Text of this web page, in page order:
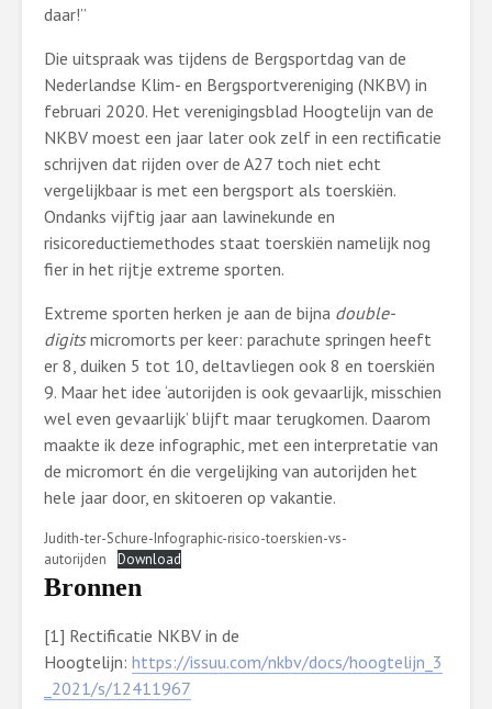
daar!”
Die uitspraak was tijdens de Bergsportdag van de
Nederlandse Klim- en Bergsportvereniging (NKBV) in
februari 2020. Het verenigingsblad Hoogtelijn van de
NKBV moest een jaar later ook zelf in een rectificatie
schrijven dat rijden over de A27 toch niet echt
vergelijkbaar is met een bergsport als toerskiën.
Ondanks vijftig jaar aan lawinekunde en
risicoreductiemethodes staat toerskiën namelijk nog
fier in het rijtje extreme sporten.
Extreme sporten herken je aan de bijna double-
digitsmicromorts per keer: parachute springen heeft
er 8, duiken 5 tot 10, deltavliegen ook 8 en toerskiën
9. Maar het idee ‘autorijden is ook gevaarlijk, misschien
wel even gevaarlijk’ blijft maar terugkomen. Daarom
maakte ik deze infographic, met een interpretatie van
de micromort én die vergelijking van autorijden het
hele jaar door, en skitoeren op vakantie.
Judith-ter-Schure-Infographic-risico-toerskien-vs-
autorijden
Download
Bronnen
[1] Rectificatie NKBV in de
Hoogtelijn: https://issuu.com/nkbv/docs/hoogtelijn_3
_2021/s/12411967